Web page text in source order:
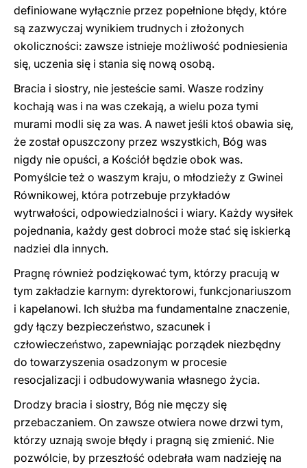
definiowane wyłącznie przez popełnione błędy, które
są zazwyczaj wynikiem trudnych i złożonych
okoliczności: zawsze istnieje możliwość podniesienia
się, uczenia się i stania się nową osobą.
Bracia i siostry, nie jesteście sami. Wasze rodziny
kochają was i na was czekają, a wielu poza tymi
murami modli się za was. A nawet jeśli ktoś obawia się,
że został opuszczony przez wszystkich, Bóg was
nigdy nie opuści, a Kościół będzie obok was.
Pomyślcie też o waszym kraju, o młodzieży z Gwinei
Równikowej, która potrzebuje przykładów
wytrwałości, odpowiedzialności i wiary. Każdy wysiłek
pojednania, każdy gest dobroci może stać się iskierką
nadziei dla innych.
Pragnę również podziękować tym, którzy pracują w
tym zakładzie karnym: dyrektorowi, funkcjonariuszom
i kapelanowi. Ich służba ma fundamentalne znaczenie,
gdy łączy bezpieczeństwo, szacunek i
człowieczeństwo, zapewniając porządek niezbędny
do towarzyszenia osadzonym w procesie
resocjalizacji i odbudowywania własnego życia.
Drodzy bracia i siostry, Bóg nie męczy się
przebaczaniem. On zawsze otwiera nowe drzwi tym,
którzy uznają swoje błędy i pragną się zmienić. Nie
pozwólcie, by przeszłość odebrała wam nadzieję na